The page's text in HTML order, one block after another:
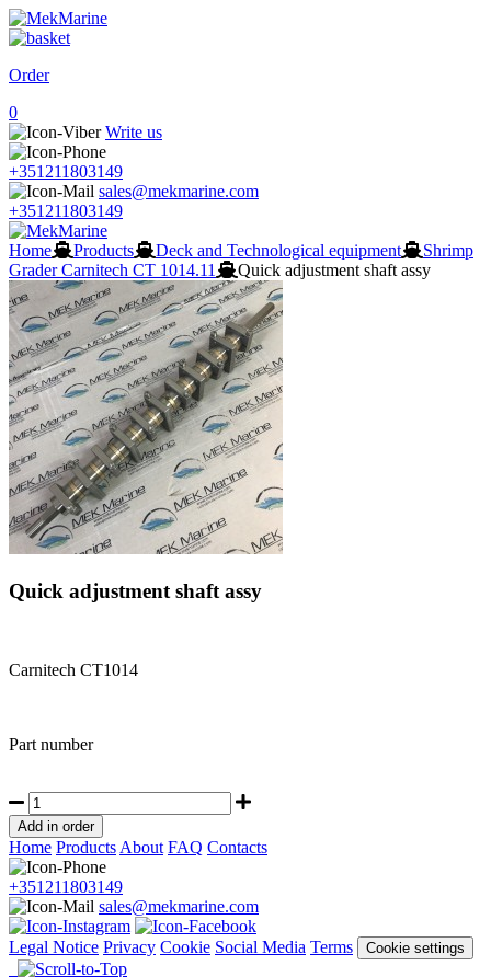
Order
0
Write us
+351211803149
sales@mekmarine.com
+351211803149
Home Products Deck and Technological equipment
Shrimp
Grader Carnitech CT 1014.11
Quick adjustment shaft assy
Quick adjustment shaft assy
Carnitech CT1014
Part number
Home ProductsAbout FAQ Contacts
+351211803149
sales@mekmarine.com
Legal Notice Privacy Cookie Social Media Terms Cookie settings